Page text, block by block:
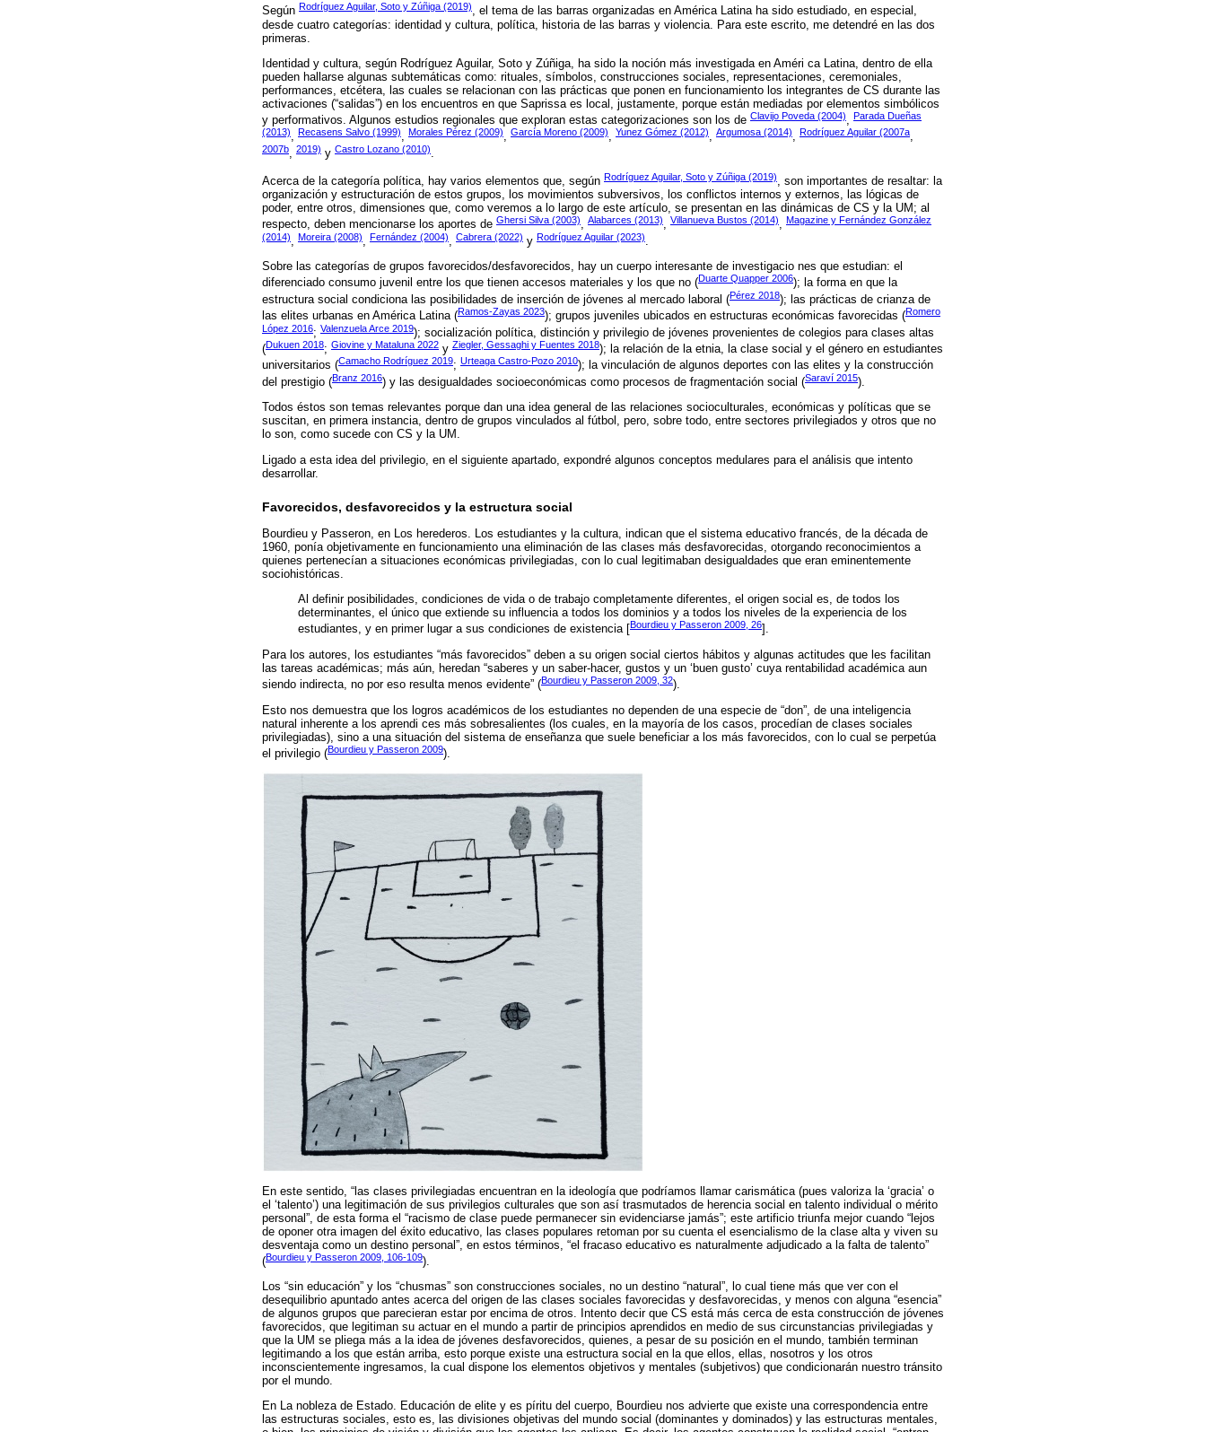
Según Rodríguez Aguilar, Soto y Zúñiga (2019), el tema de las barras organizadas en América Latina ha sido estudiado, en especial,
desde cuatro categorías: identidad y cultura, política, historia de las barras y violencia. Para este escrito, me detendré en las dos
primeras.
Identidad y cultura, según Rodríguez Aguilar, Soto y Zúñiga, ha sido la noción más investigada en Améri ca Latina, dentro de ella
pueden hallarse algunas subtemáticas como: rituales, símbolos, construcciones sociales, representaciones, ceremoniales,
performances, etcétera, las cuales se relacionan con las prácticas que ponen en funcionamiento los integrantes de CS durante las
activaciones (“salidas”) en los encuentros en que Saprissa es local, justamente, porque están mediadas por elementos simbólicos
y performativos. Algunos estudios regionales que exploran estas categorizaciones son los de Clavijo Poveda (2004), Parada Dueñas
(2013), Recasens Salvo (1999), Morales Pérez (2009), García Moreno (2009), Yunez Gómez (2012), Argumosa (2014), Rodríguez Aguilar (2007a,
2007b 2019) y Castro Lozano (2010)
Acerca de la categoría política, hay varios elementos que, según Rodríguez Aguilar, Soto y Zúñiga (2019), son importantes de resaltar: la
organización y estructuración de estos grupos, los movimientos subversivos, los conflictos internos y externos, las lógicas de
poder, entre otros, dimensiones que, como veremos a lo largo de este artículo, se presentan en las dinámicas de CS y la UM; al
respecto, deben mencionarse los aportes de Ghersi Silva (2003), Alabarces (2013), Villanueva Bustos (2014), Magazine y Fernández González
(2014), Moreira (2008), Fernández (2004), Cabrera (2022) y Rodríguez Aguilar (2023).
Sobre las categorías de grupos favorecidos/desfavorecidos, hay un cuerpo interesante de investigacio nes que estudian: el
diferenciado consumo juvenil entre los que tienen accesos materiales y los que no (Duarte Quapper 2006); la forma en que la
estructura social condiciona las posibilidades de inserción de jóvenes al mercado laboral (Pérez 2018); las prácticas de crianza de
las elites urbanas en América Latina (Ramos-Zayas 2023); grupos juveniles ubicados en estructuras económicas favorecidas (Romero
López 2016; Valenzuela Arce 2019); socialización política, distinción y privilegio de jóvenes provenientes de colegios para clases altas
(Dukuen 2018; Giovine y Mataluna 2022 y Ziegler, Gessaghi y Fuentes 2018); la relación de la etnia, la clase social y el género en estudiantes
universitarios (Camacho Rodríguez 2019; Urteaga Castro-Pozo 2010); la vinculación de algunos deportes con las elites y la construcción
del prestigio (Branz 2016) y las desigualdades socioeconómicas como procesos de fragmentación social (Saraví 2015).
Todos éstos son temas relevantes porque dan una idea general de las relaciones socioculturales, económicas y políticas que se
suscitan, en primera instancia, dentro de grupos vinculados al fútbol, pero, sobre todo, entre sectores privilegiados y otros que no
lo son, como sucede con CS y la UM.
Ligado a esta idea del privilegio, en el siguiente apartado, expondré algunos conceptos medulares para el análisis que intento
desarrollar.
Favorecidos, desfavorecidos y la estructura social
Bourdieu y Passeron, en Los herederos. Los estudiantes y la cultura, indican que el sistema educativo francés, de la década de
1960, ponía objetivamente en funcionamiento una eliminación de las clases más desfavorecidas, otorgando reconocimientos a
quienes pertenecían a situaciones económicas privilegiadas, con lo cual legitimaban desigualdades que eran eminentemente
sociohistóricas.
Al definir posibilidades, condiciones de vida o de trabajo completamente diferentes, el origen social es, de todos los
determinantes, el único que extiende su influencia a todos los dominios y a todos los niveles de la experiencia de los
estudiantes, y en primer lugar a sus condiciones de existencia [Bourdieu y Passeron 2009, 26].
Para los autores, los estudiantes “más favorecidos” deben a su origen social ciertos hábitos y algunas actitudes que les facilitan
las tareas académicas; más aún, heredan “saberes y un saber-hacer, gustos y un ‘buen gusto’ cuya rentabilidad académica aun
siendo indirecta, no por eso resulta menos evidente” (Bourdieu y Passeron 2009, 32).
Esto nos demuestra que los logros académicos de los estudiantes no dependen de una especie de “don”, de una inteligencia
natural inherente a los aprendi ces más sobresalientes (los cuales, en la mayoría de los casos, procedían de clases sociales
privilegiadas), sino a una situación del sistema de enseñanza que suele beneficiar a los más favorecidos, con lo cual se perpetúa
el privilegio (Bourdieu y Passeron 2009).
En este sentido, “las clases privilegiadas encuentran en la ideología que podríamos llamar carismática (pues valoriza la ‘gracia’ o
el ‘talento’) una legitimación de sus privilegios culturales que son así trasmutados de herencia social en talento individual o mérito
personal”, de esta forma el “racismo de clase puede permanecer sin evidenciarse jamás”; este artificio triunfa mejor cuando “lejos
de oponer otra imagen del éxito educativo, las clases populares retoman por su cuenta el esencialismo de la clase alta y viven su
desventaja como un destino personal”, en estos términos, “el fracaso educativo es naturalmente adjudicado a la falta de talento”
(Bourdieu y Passeron 2009, 106-109).
Los “sin educación” y los “chusmas” son construcciones sociales, no un destino “natural”, lo cual tiene más que ver con el
desequilibrio apuntado antes acerca del origen de las clases sociales favorecidas y desfavorecidas, y menos con alguna “esencia”
de algunos grupos que parecieran estar por encima de otros. Intento decir que CS está más cerca de esta construcción de jóvenes
favorecidos, que legitiman su actuar en el mundo a partir de principios aprendidos en medio de sus circunstancias privilegiadas y
que la UM se pliega más a la idea de jóvenes desfavorecidos, quienes, a pesar de su posición en el mundo, también terminan
legitimando a los que están arriba, esto porque existe una estructura social en la que ellos, ellas, nosotros y los otros
inconscientemente ingresamos, la cual dispone los elementos objetivos y mentales (subjetivos) que condicionarán nuestro tránsito
por el mundo.
En La nobleza de Estado. Educación de elite y es píritu del cuerpo, Bourdieu nos advierte que existe una correspondencia entre
las estructuras sociales, esto es, las divisiones objetivas del mundo social (dominantes y dominados) y las estructuras mentales,